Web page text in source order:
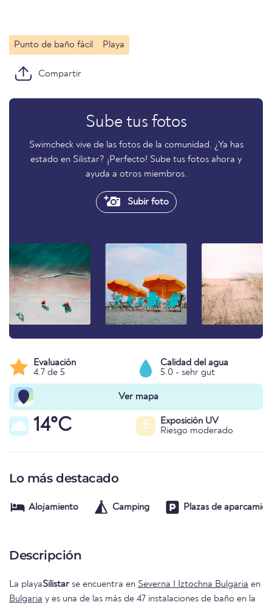
Punto de baño fácil Playa
Compartir
Sube tus fotos
Swimcheck vive de las fotos de la comunidad. ¿Ya has
estado en Silistar? ¡Perfecto! Sube tus fotos ahora y
ayuda a otros miembros.
Subir foto
Evaluación
4.7 de 5
Calidad del agua
5.0 - sehr gut
Ver mapa
14°C 6
Exposición UV
Riesgo moderado
Lo más destacado
Alojamiento Camping Plazas de
Descripción
La playaSilistar se encuentra en Severna I Iztochna Bulgaria en
Bulgaria y es una de las más de 47 instalaciones de baño en la